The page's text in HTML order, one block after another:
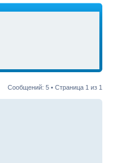
Сообщений: 5 • Страница 1 из 1